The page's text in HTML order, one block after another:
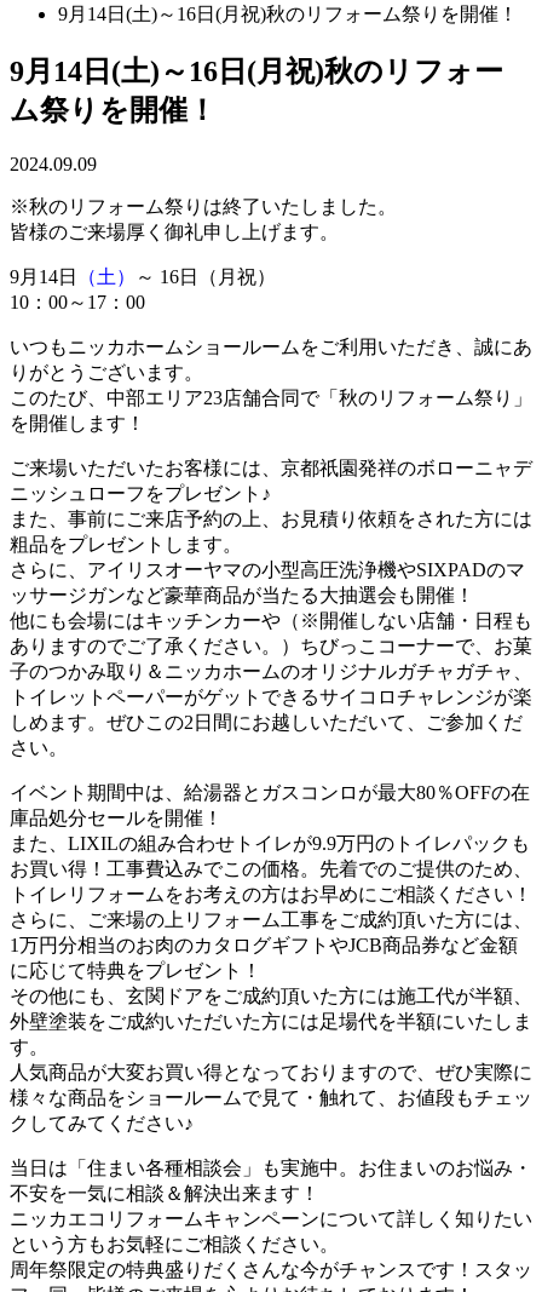
9月14日(土)～16日(月祝)秋のリフォーム祭りを開催！
9月14日(土)～16日(月祝)秋のリフォー
ム祭りを開催！
2024.09.09
※秋のリフォーム祭りは終了いたしました。
皆様のご来場厚く御礼申し上げます。
9月14日 （土） ～ 16日
（月祝）
10：00～17：00
いつもニッカホームショールームをご利用いただき、誠にあ
りがとうございます。
このたび、中部エリア23店舗合同で「秋のリフォーム祭り」
を開催します！
ご来場いただいたお客様には、京都祇園発祥のボローニャデ
ニッシュローフをプレゼント♪
また、事前にご来店予約の上、お見積り依頼をされた方には
粗品をプレゼントします。
さらに、アイリスオーヤマの小型高圧洗浄機やSIXPADのマ
ッサージガンなど豪華商品が当たる大抽選会も開催！
他にも会場にはキッチンカーや（※開催しない店舗・日程も
ありますのでご了承ください。）ちびっこコーナーで、お菓
子のつかみ取り＆ニッカホームのオリジナルガチャガチャ、
トイレットペーパーがゲットできるサイコロチャレンジが楽
しめます。ぜひこの2日間にお越しいただいて、ご参加くだ
さい。
イベント期間中は、給湯器とガスコンロが最大80％OFFの在
庫品処分セールを開催！
また、LIXILの組み合わせトイレが9.9万円のトイレパックも
お買い得！工事費込みでこの価格。先着でのご提供のため、
トイレリフォームをお考えの方はお早めにご相談ください！
さらに、ご来場の上リフォーム工事をご成約頂いた方には、
1万円分相当のお肉のカタログギフトやJCB商品券など金額
に応じて特典をプレゼント！
その他にも、玄関ドアをご成約頂いた方には施工代が半額、
外壁塗装をご成約いただいた方には足場代を半額にいたしま
す。
人気商品が大変お買い得となっておりますので、ぜひ実際に
様々な商品をショールームで見て・触れて、お値段もチェッ
クしてみてください♪
当日は「住まい各種相談会」も実施中。お住まいのお悩み・
不安を一気に相談＆解決出来ます！
ニッカエコリフォームキャンペーンについて詳しく知りたい
という方もお気軽にご相談ください。
周年祭限定の特典盛りだくさんな今がチャンスです！スタッ